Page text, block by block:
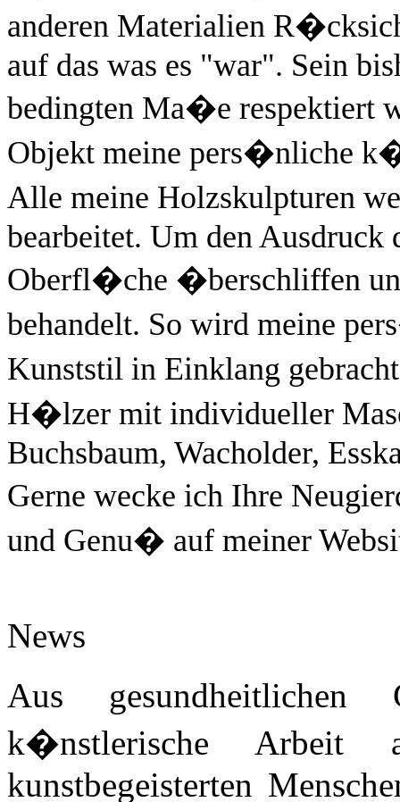
anderen Materialien
auf das was es "war". Sein
bedingten Ma�e respektiert
Objekt meine pers�nliche
Alle meine Holzskulpturen
bearbeitet. Um den Ausdruck
Oberfl�che �berschliffen
behandelt. So wird meine
Kunststil in Einklang
H�lzer mit individueller
Buchsbaum, Wacholder,
Gerne wecke ich Ihre
und Genu� auf meiner
News
Aus
k�nstlerische Arbeit
kunstbegeisterten